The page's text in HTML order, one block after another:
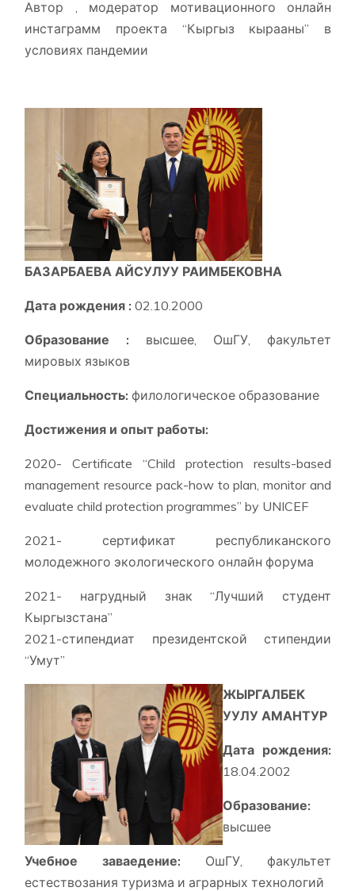
Автор , модератор мотивационного онлайн
инстаграмм проекта “Кыргыз кырааны” в
условиях пандемии
БАЗАРБАЕВА АЙСУЛУУ РАИМБЕКОВНА
Дата рождения : 02.10.2000
Образование : высшее, ОшГУ, факультет
мировых языков
Специальность: филологическое образование
Достижения и опыт работы:
2020- Certificate “Child protection results-based
management resource pack-how to plan, monitor and
evaluate child protection programmes” by UNICEF
2021- сертификат республиканского
молодежного экологического онлайн форума
2021- нагрудный знак “Лучший студент
Кыргызстана”
2021-стипендиат президентской стипендии
“Умут”
ЖЫРГАЛБЕК
УУЛУ АМАНТУР
Дата рождения:
18.04.2002
Образование:
высшее
Учебное заваедение: ОшГУ, факультет
естествозания туризма и аграрных технологий